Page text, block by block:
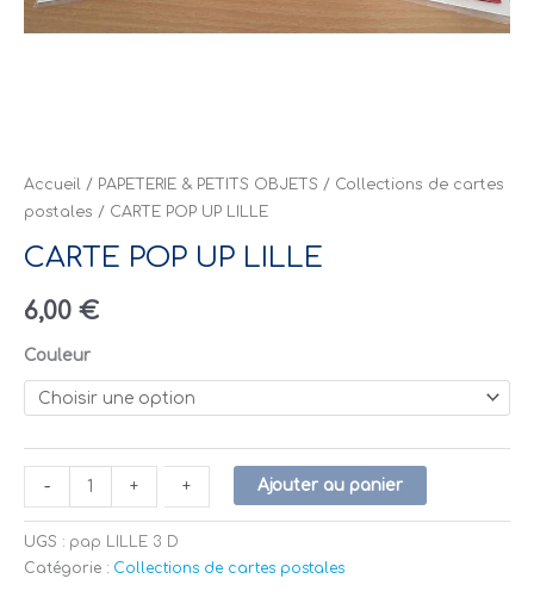
Accueil / PAPETERIE & PETITS OBJETS / Collections de cartes
postales / CARTE POP UP LILLE
CARTE POP UP LILLE
6,00 €
Couleur
-
- + + Ajouter au panier
UGS : pap LILLE 3 D
Catégorie : Collections de cartes postales